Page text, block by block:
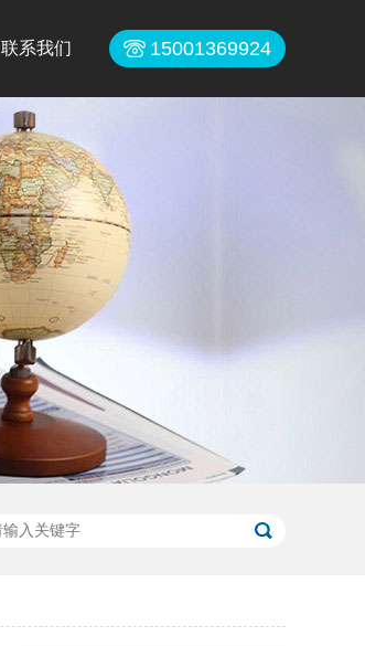
联系我们 15001369924